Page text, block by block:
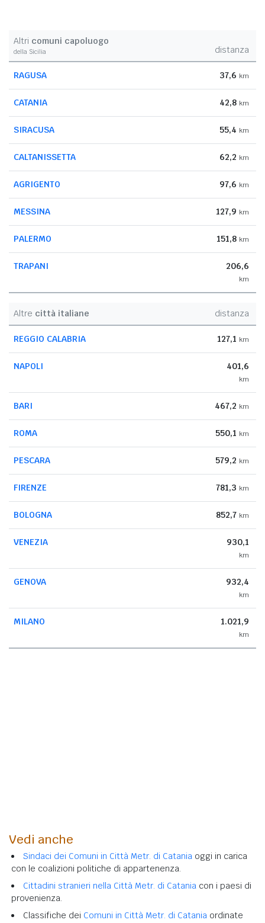
Altri comuni capoluogo
della Sicilia distanza
RAGUSA 37,6 km
CATANIA 42,8 km
SIRACUSA 55,4 km
CALTANISSETTA 62,2 km
AGRIGENTO 97,6 km
MESSINA 127,9 km
PALERMO 151,8 km
TRAPANI 206,6
km
Altre città italiane distanza
REGGIO CALABRIA 127,1 km
NAPOLI 401,6
km
BARI 467,2 km
ROMA 550,1 km
PESCARA 579,2 km
FIRENZE 781,3 km
BOLOGNA 852,7 km
VENEZIA 930,1
km
GENOVA 932,4
km
MILANO 1.021,9
km
Vedi anche
Sindaci dei Comuni in Città Metr. di Catania oggi in carica
con le coalizioni politiche di appartenenza.
Cittadini stranieri nella Città Metr. di Catania con i paesi di
provenienza.
Classifiche dei Comuni in Città Metr. di Catania ordinate